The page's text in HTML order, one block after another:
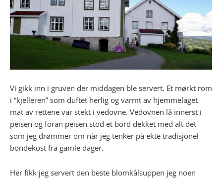
Vi gikk inn i gruven der middagen ble servert. Et mørkt rom
i “kjelleren” som duftet herlig og varmt av hjemmelaget
mat av rettene var stekt i vedovne. Vedovnen lå innerst i
peisen og foran peisen stod et bord dekket med alt det
som jeg drømmer om når jeg tenker på ekte tradisjonel
bondekost fra gamle dager.
Her fikk jeg servert den beste blomkålsuppen jeg noen